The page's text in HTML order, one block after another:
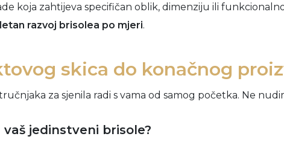
koja zahtijeva specifičan oblik, dimenziju ili
razvoj brisolea po mjeri.
skica do konačnog
za sjenila radi s vama od samog početka. Ne
vaš jedinstveni brisole?